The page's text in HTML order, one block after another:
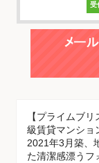
受
【プライムブ
級賃貸マンショ
2021年3月築、
た清潔感漂うフ